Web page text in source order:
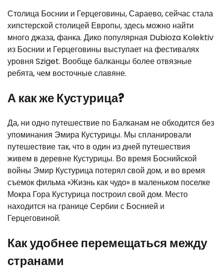
Столица Боснии и Герцеговины, Сараево, сейчас стала
хипстерской столицей Европы, здесь можно найти
много джаза, фанка. Дико популярная Dubioza Kolektiv
из Боснии и Герцеговины выступает на фестивалях
уровня Sziget. Вообще балканцы более отвязные
ребята, чем восточные славяне.
А как же Кустурица?
Да, ни одно путешествие по Балканам не обходится без
упоминания Эмира Кустурицы. Мы спланировали
путешествие так, что в один из дней путешествия
живем в деревне Кустурицы. Во время Боснийской
войны Эмир Кустурица потерял свой дом, и во время
съемок фильма «Жизнь как чудо» в маленьком поселке
Мокра Гора Кустурица построил свой дом. Место
находится на границе Сербии с Боснией и
Герцеговиной.
Как удобнее перемещаться между
странами